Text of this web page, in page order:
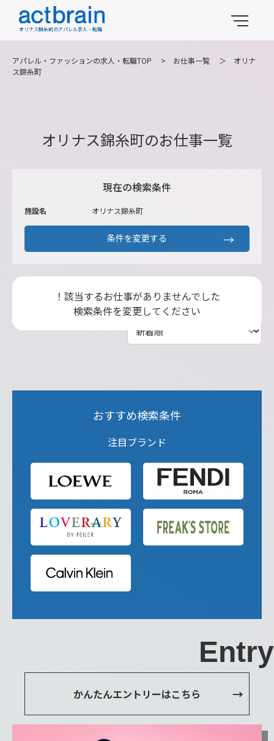
オリナス錦糸町のアパレル求人・転職
アパレル・ファッションの求人・転職TOP > お仕事一覧 ＞ オリナ
ス錦糸町
オリナス錦糸町のお仕事一覧
現在の検索条件
施設名 オリナス錦糸町
条件を変更する
！該当するお仕事がありませんでした
検索条件を変更してください
おすすめ検索条件
注目ブランド
Entry
かんたんエントリーはこちら